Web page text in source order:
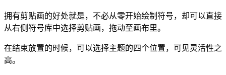
拥有剪贴画的好处就是，不必从零开始绘制符号，却可以直接
从右侧符号库中选择剪贴画，拖动至画布里。
在结束放置的时候，可以选择主题的四个位置，可见灵活性之
高。